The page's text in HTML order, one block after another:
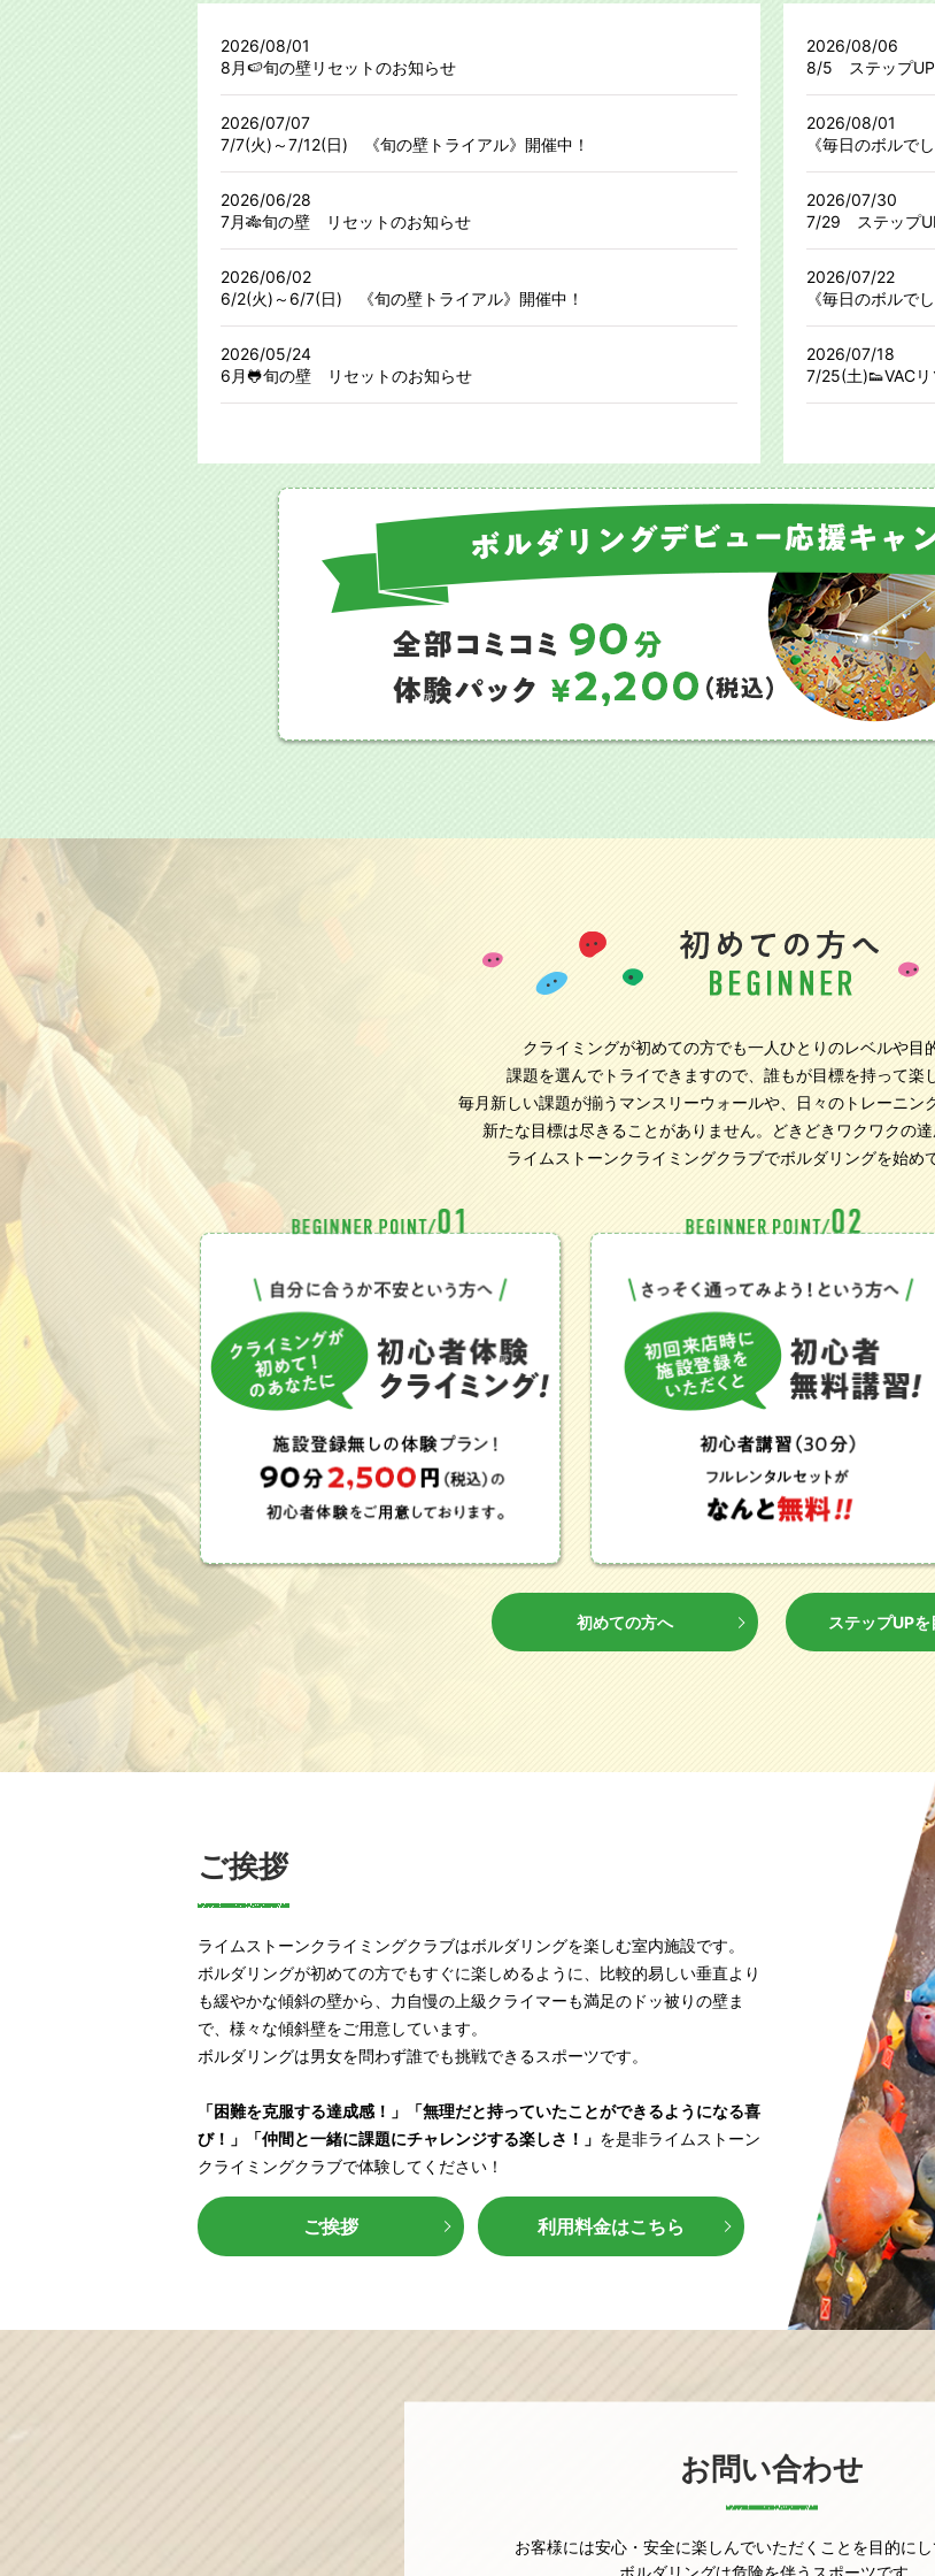
2026/08/01
8月🍉旬の壁リセットのお知らせ
2026/07/07
7/7(火)～7/12(日) 《旬の壁トライアル》開催中！
2026/06/28
7月🎋旬の壁 リセットのお知らせ
2026/06/02
6/2(火)～6/7(日) 《旬の壁トライアル》開催中！
2026/05/24
6月🐸旬の壁 リセットのお知らせ
2026/08/06
8/5 ステップUP
2026/08/01
《毎日のボルで
2026/07/30
7/29 ステップ
2026/07/22
《毎日のボルで
2026/07/18
7/25(土)👟VAC
クライミングが初めての方でも一人ひとりのレベルや目
課題を選んでトライできますので、 誰もが目標を持って楽
毎月新しい課題が揃うマンスリーウォールや、
日々のトレーニン
新たな目標は尽きることがありません。
どきどきワクワクの
ライムストーンクライミングクラブでボルダリングを始め
初めての方へ ステップUP
ご挨拶
ライムストーンクライミングクラブはボルダリングを楽しむ室内施設です。
ボルダリングが初めての方でもすぐに楽しめるように、比較的易しい垂直より
も緩やかな傾斜の壁から、力自慢の上級クライマーも満足のドッ被りの壁ま
で、様々な傾斜壁をご用意しています。
ボルダリングは男女を問わず誰でも挑戦できるスポーツです。
「困難を克服する達成感！」「無理だと持っていたことができるようになる喜
び！」「仲間と一緒に課題にチャレンジする楽しさ！」 を是非ライムストーン
クライミングクラブで体験してください！
ご挨拶 利用料金はこちら
お問い合わせ
お客様には安心・安全に楽しんでいただくことを目的にし
ボルダリングは危険を伴うスポーツです。